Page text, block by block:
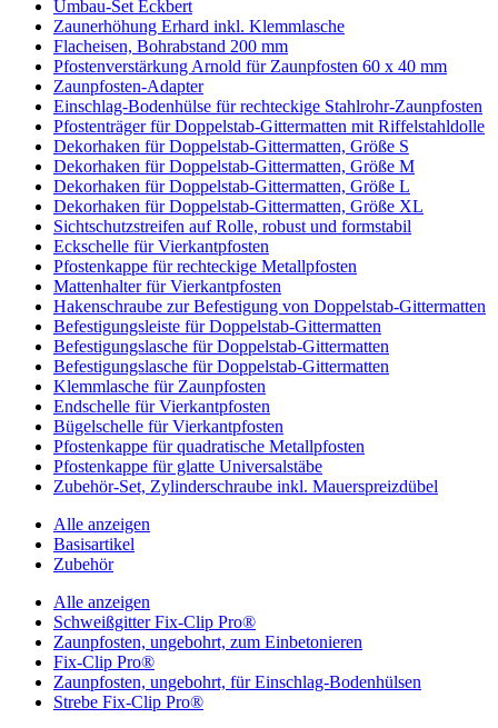
Umbau-Set Eckbert
Zaunerhöhung Erhard inkl. Klemmlasche
Flacheisen, Bohrabstand 200 mm
Pfostenverstärkung Arnold für Zaunpfosten 60 x 40 mm
Zaunpfosten-Adapter
Einschlag-Bodenhülse für rechteckige Stahlrohr-Zaunpfosten
Pfostenträger für Doppelstab-Gittermatten mit Riffelstahldolle
Dekorhaken für Doppelstab-Gittermatten, Größe S
Dekorhaken für Doppelstab-Gittermatten, Größe M
Dekorhaken für Doppelstab-Gittermatten, Größe L
Dekorhaken für Doppelstab-Gittermatten, Größe XL
Sichtschutzstreifen auf Rolle, robust und formstabil
Eckschelle für Vierkantpfosten
Pfostenkappe für rechteckige Metallpfosten
Mattenhalter für Vierkantpfosten
Hakenschraube zur Befestigung von Doppelstab-Gittermatten
Befestigungsleiste für Doppelstab-Gittermatten
Befestigungslasche für Doppelstab-Gittermatten
Befestigungslasche für Doppelstab-Gittermatten
Klemmlasche für Zaunpfosten
Endschelle für Vierkantpfosten
Bügelschelle für Vierkantpfosten
Pfostenkappe für quadratische Metallpfosten
Pfostenkappe für glatte Universalstäbe
Zubehör-Set, Zylinderschraube inkl. Mauerspreizdübel
Alle anzeigen
Basisartikel
Zubehör
Alle anzeigen
Schweißgitter Fix-Clip Pro®
Zaunpfosten, ungebohrt, zum Einbetonieren
Fix-Clip Pro®
Zaunpfosten, ungebohrt, für Einschlag-Bodenhülsen
Strebe Fix-Clip Pro®